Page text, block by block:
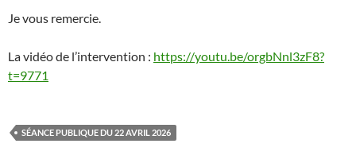
Je vous remercie.
La vidéo de l’intervention : https://youtu.be/orgbNnl3zF8?
t=9771
SÉANCE PUBLIQUE DU 22 AVRIL 2026